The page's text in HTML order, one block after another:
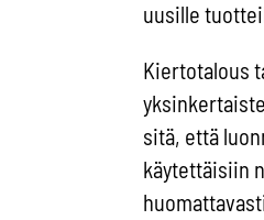
uusille
Kiertotalous
sitä, että
käytettäisiin